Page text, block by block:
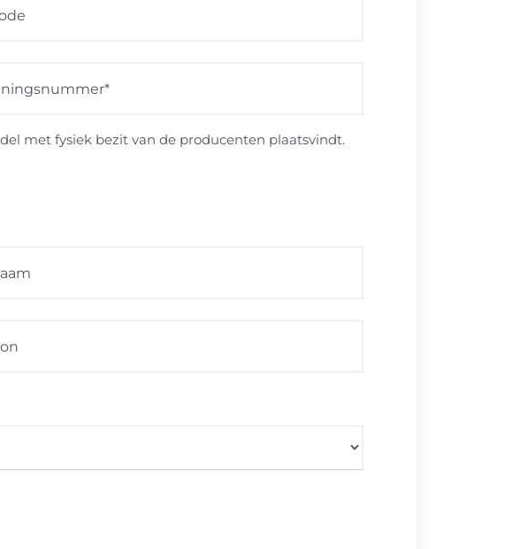
met fysiek bezit van de producenten plaatsvindt.